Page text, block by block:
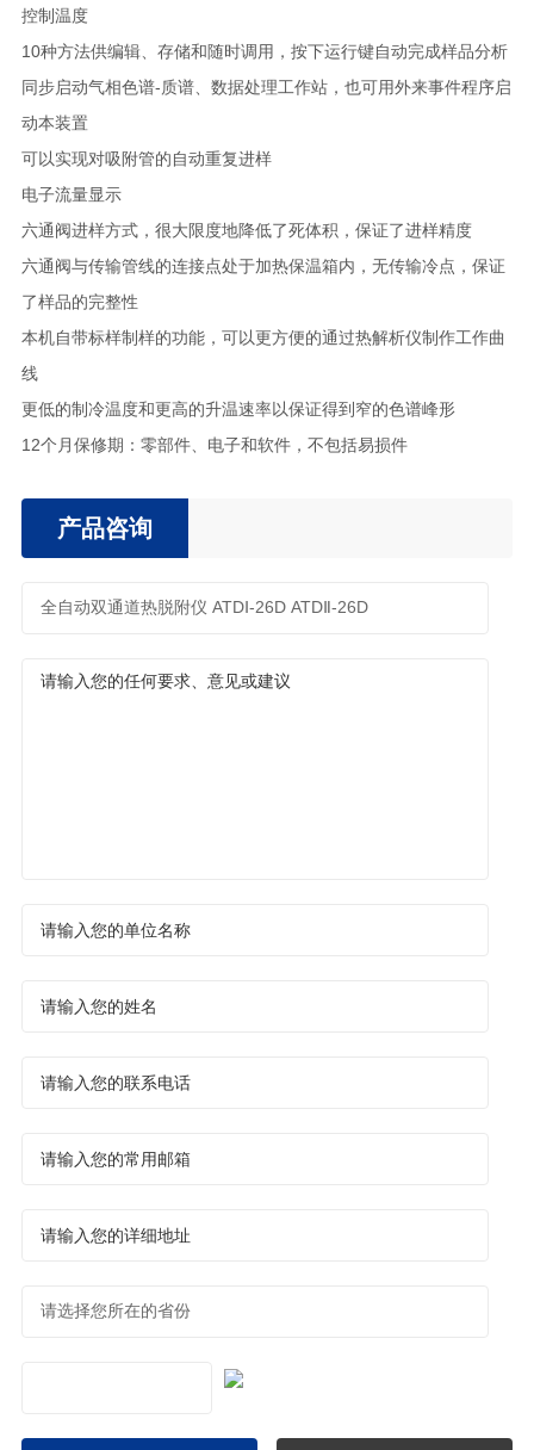
控制温度
10种方法供编辑、存储和随时调用，按下运行键自动完成样品分析
同步启动气相色谱-质谱、数据处理工作站，也可用外来事件程序启
动本装置
可以实现对吸附管的自动重复进样
电子流量显示
六通阀进样方式，很大限度地降低了死体积，保证了进样精度
六通阀与传输管线的连接点处于加热保温箱内，无传输冷点，保证
了样品的完整性
本机自带标样制样的功能，可以更方便的通过热解析仪制作工作曲
线
更低的制冷温度和更高的升温速率以保证得到窄的色谱峰形
12个月保修期：零部件、电子和软件，不包括易损件
产品咨询